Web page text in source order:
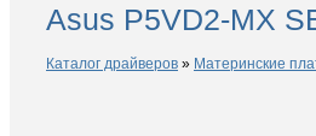
Asus P5VD2-MX
Каталог драйверов » Материнские